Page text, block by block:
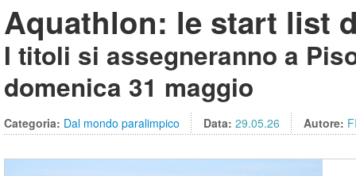
Aquathlon: le start list
I titoli si assegneranno a
domenica 31 maggio
Categoria: Dal mondo paralimpico Data: 29.05.26 Autore: